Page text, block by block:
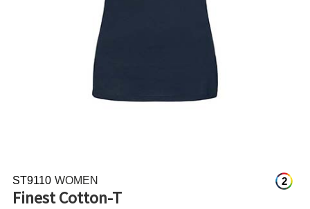
2
ST9110 WOMEN
Finest Cotton-T